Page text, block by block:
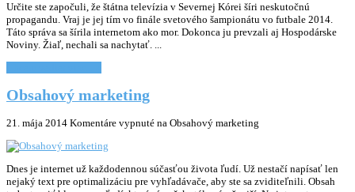
Určite ste započuli, že štátna televízia v Severnej Kórei šíri neskutočnú
propagandu. Vraj je jej tím vo finále svetového šampionátu vo futbale 2014.
Táto správa sa šírila internetom ako mor. Dokonca ju prevzali aj Hospodárske
Noviny. Žiaľ, nechali sa nachytať. ...
Obsahový marketing
21. mája 2014 Komentáre vypnuté na Obsahový marketing
Dnes je internet už každodennou súčasťou života ľudí. Už nestačí napísať len
nejaký text pre optimalizáciu pre vyhľadávače, aby ste sa zviditeľnili. Obsah